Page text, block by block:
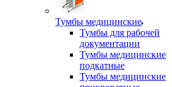
Тумбы медицинские
Тумбы для рабочей
документации
Тумбы медицинские
подкатные
Тумбы медицинские